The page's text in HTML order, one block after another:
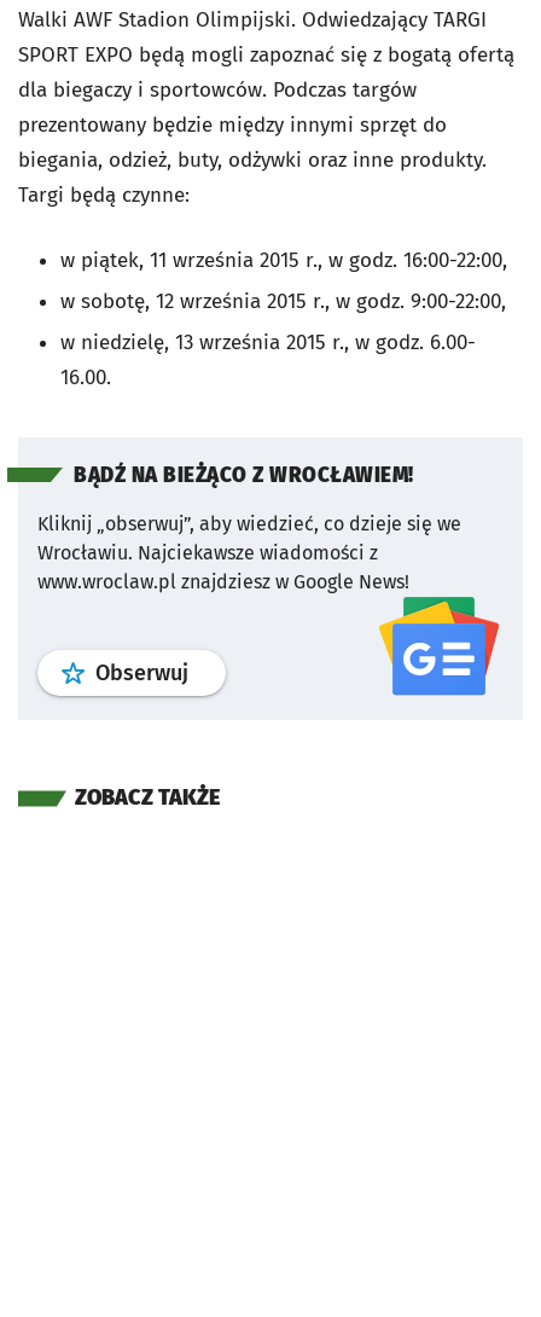
Walki AWF Stadion Olimpijski. Odwiedzający TARGI
SPORT EXPO będą mogli zapoznać się z bogatą ofertą
dla biegaczy i sportowców. Podczas targów
prezentowany będzie między innymi sprzęt do
biegania, odzież, buty, odżywki oraz inne produkty.
Targi będą czynne:
w piątek, 11 września 2015 r., w godz. 16:00-22:00,
w sobotę, 12 września 2015 r., w godz. 9:00-22:00,
w niedzielę, 13 września 2015 r., w godz. 6.00-
16.00.
BĄDŹ NA BIEŻĄCO Z WROCŁAWIEM!
Kliknij „obserwuj”, aby wiedzieć, co dzieje się we
Wrocławiu. Najciekawsze wiadomości z
www.wroclaw.pl znajdziesz w Google News!
Obserwuj profil serwisu
ZOBACZ TAKŻE